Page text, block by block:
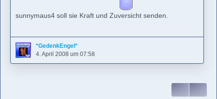
sunnymaus4 soll sie Kraft und Zuversicht senden.
*GedenkEngel*
4. April 2008 um 07:58